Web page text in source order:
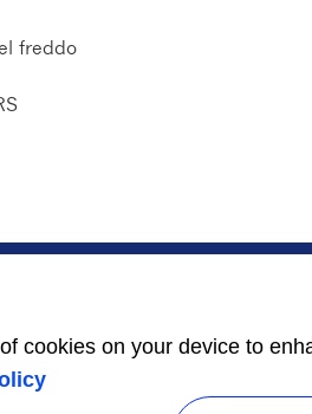
freddo
manutenzione
Assistenza 24 ore, 7
giorni su 7
CONTATTI
Contatti
genere
cookies on your device to